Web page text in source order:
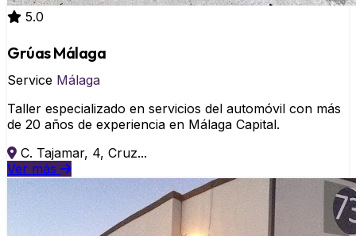
5.0
Grúas Málaga
Service Málaga
Taller especializado en servicios del automóvil con más
de 20 años de experiencia en Málaga Capital.
C. Tajamar, 4, Cruz...
Ver más